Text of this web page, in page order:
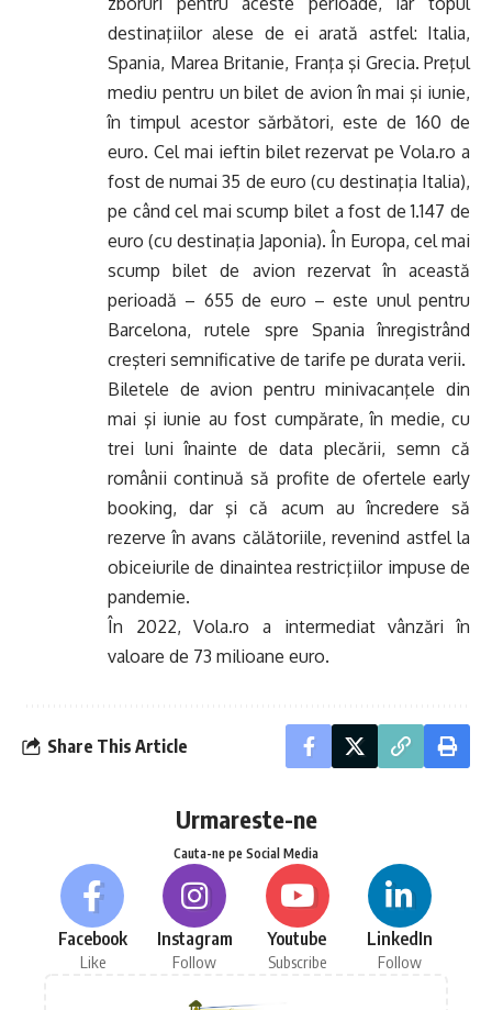
destinaţiilor alese de ei arată astfel: Italia,
Spania, Marea Britanie, Franţa şi Grecia. Preţul
mediu pentru un bilet de avion în mai şi iunie,
în timpul acestor sărbători, este de 160 de
euro. Cel mai ieftin bilet rezervat pe Vola.ro a
fost de numai 35 de euro (cu destinaţia Italia),
pe când cel mai scump bilet a fost de 1.147 de
euro (cu destinaţia Japonia). În Europa, cel mai
scump bilet de avion rezervat în această
perioadă – 655 de euro – este unul pentru
Barcelona, rutele spre Spania înregistrând
creşteri semnificative de tarife pe durata verii.
Biletele de avion pentru minivacanţele din
mai şi iunie au fost cumpărate, în medie, cu
trei luni înainte de data plecării, semn că
românii continuă să profite de ofertele early
booking, dar şi că acum au încredere să
rezerve în avans călătoriile, revenind astfel la
obiceiurile de dinaintea restricţiilor impuse de
pandemie.
În 2022, Vola.ro a intermediat vânzări în
valoare de 73 milioane euro.
Share This Article
Urmareste-ne
Cauta-ne pe Social Media
Facebook
Like
Instagram
Follow
Youtube
Subscribe
LinkedIn
Follow